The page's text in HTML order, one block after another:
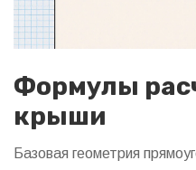
Формулы
крыши
Базовая геометрия